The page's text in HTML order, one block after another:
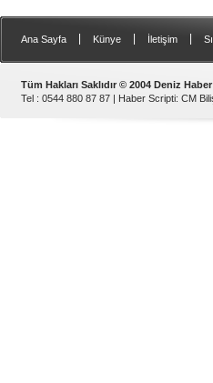
Ana Sayfa Künye İletişim
Tüm Hakları Saklıdır © 2004 Deniz Haber
Tel : 0544 880 87 87 | Haber Scripti: CM